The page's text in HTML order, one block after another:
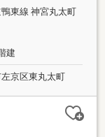
東線 神宮丸太町
建
京区東丸太町